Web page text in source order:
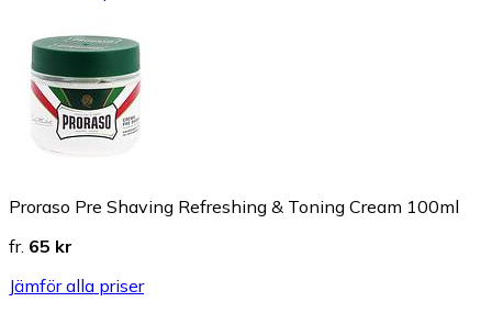
Proraso Pre Shaving Refreshing & Toning Cream 100ml
fr. 65 kr
Jämför alla priser